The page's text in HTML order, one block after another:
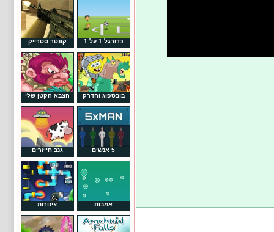
כדורגל 1 על 1 קונטר סטרייק
בובספוג והדרק הצבא הקטן שלי
5 אנשים גנב חייזרים
אמבות צינורות